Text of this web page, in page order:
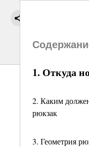
1. Откуда
2. Каким
рюкзак
3. Геометрия